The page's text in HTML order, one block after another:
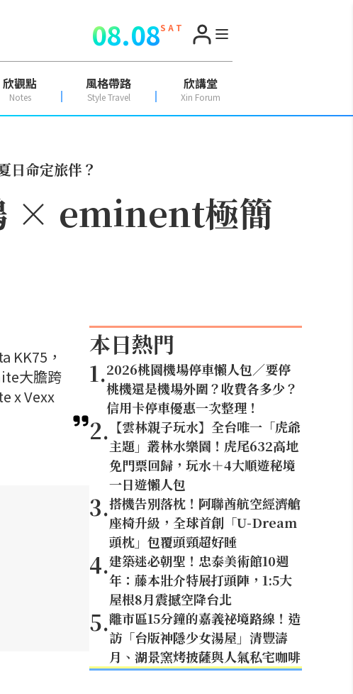
08.08S A T
欣觀點
Notes
風格帶路
Style Travel
欣講堂
Xin Forum
命定旅伴？
× eminent極簡
KK75，
大膽跨
x Vexx
本日熱門
1.2026桃園機場停車懶人包／要停
桃機還是機場外圍？收費各多少？
信用卡停車優惠一次整理！
2. 【雲林親子玩水】全台唯一「虎爺
主題」叢林水樂園！虎尾632高地
免門票回歸，玩水＋4大順遊秘境
一日遊懶人包
3.搭機告別落枕！阿聯酋航空經濟艙
座椅升級，全球首創「U-Dream
頭枕」包覆頭頸超好睡
4.建築迷必朝聖！忠泰美術館10週
年：藤本壯介特展打頭陣，1:5大
屋根8月震撼空降台北
5.離市區15分鐘的嘉義祕境路線！造
訪「台版神隱少女湯屋」清豐濤
月、湖景窯烤披薩與人氣私宅咖啡